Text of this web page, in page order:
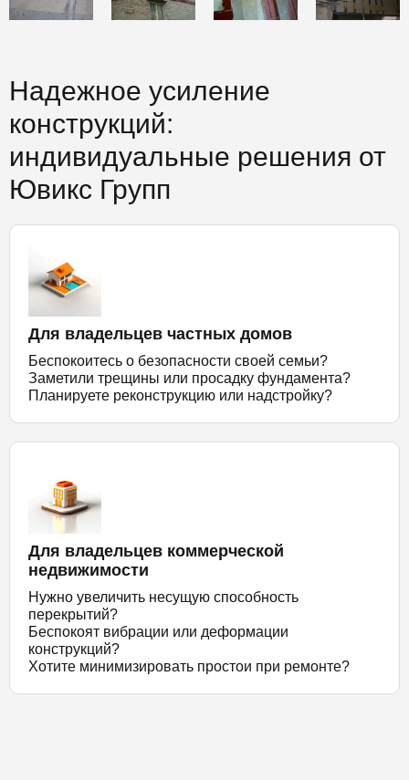
Надежное усиление
конструкций:
индивидуальные решения от
Ювикс Групп
Для владельцев частных домов
Беспокоитесь о безопасности своей семьи?
Заметили трещины или просадку фундамента?
Планируете реконструкцию или надстройку?
Для владельцев коммерческой
недвижимости
Нужно увеличить несущую способность
перекрытий?
Беспокоят вибрации или деформации
конструкций?
Хотите минимизировать простои при ремонте?